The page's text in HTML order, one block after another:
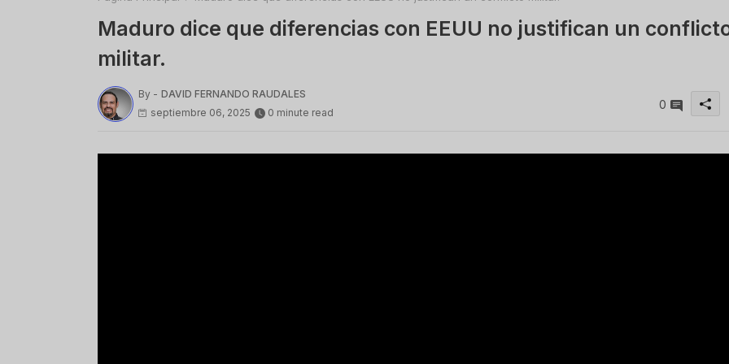
Maduro dice que diferencias con EEUU no justifican un
militar.
By - DAVID FERNANDO RAUDALES
septiembre 06, 2025
0 minute read
0